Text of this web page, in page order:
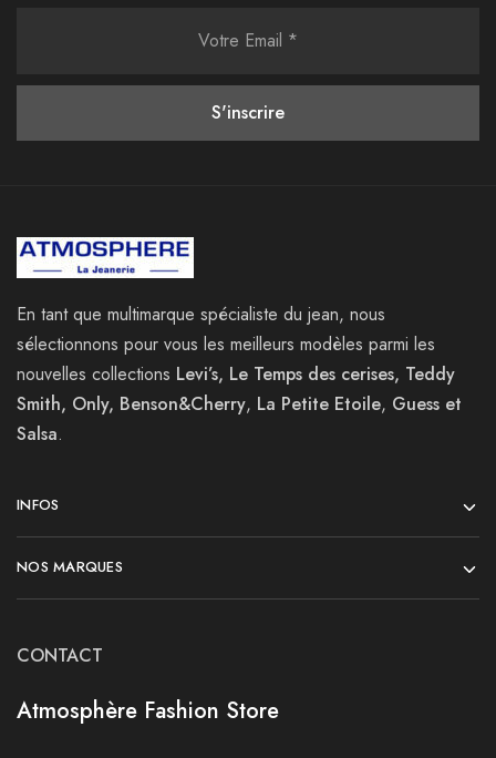
En tant que multimarque spécialiste du jean, nous
sélectionnons pour vous les meilleurs modèles parmi les
nouvelles collections Levi’s, Le Temps des cerises, Teddy
Smith, Only, Benson&Cherry, La Petite Etoile, Guess et
Salsa.
INFOS
NOS MARQUES
CONTACT
Atmosphère Fashion Store